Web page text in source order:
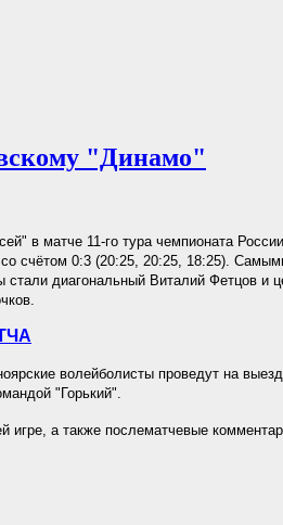
"Динамо"
в матче 11-го тура чемпионата
счётом 0:3 (20:25, 20:25, 18:25).
стали диагональный Виталий Фетцов и
волейболисты проведут на
"Горький".
игре, а также послематчевые